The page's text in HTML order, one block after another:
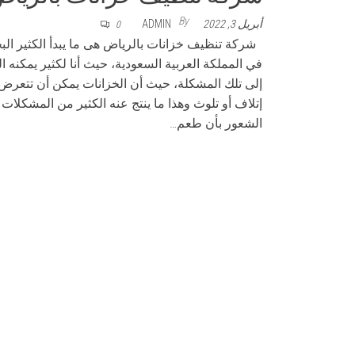
أبريل 3, 2022 By
ADMIN
0
شركة تنظيف خزانات بالرياض هى ما يبدأ الكثير
في المملكة العربية السعودية، حيث أنا لكثير يمكنه
إلى تلك المشكلة، حيث أن الخزانات يمكن أن
إتلاف أو تلوث وهذا ما ينتج عنه الكثير من المشكلات
الشعور بأن طعم…